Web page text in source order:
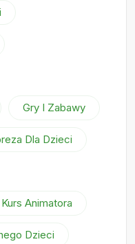
Gry I Zabawy
Dla Dzieci
Kurs Animatora
Dzieci